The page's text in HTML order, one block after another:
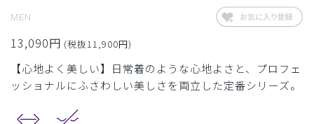
MEN
13,090円 (税抜11,900円)
【心地よく美しい】日常着のような心地よさと、プロフェ
ッショナルにふさわしい美しさを両立した定番シリーズ。